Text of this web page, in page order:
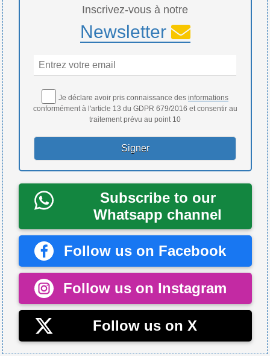
Inscrivez-vous à notre
Newsletter
Je déclare avoir pris connaissance des informations
conformément à l'article 13 du GDPR 679/2016 et consentir au
traitement prévu au point 10
Subscribe to our
Whatsapp channel
Follow us on Facebook
Follow us on Instagram
Follow us on X